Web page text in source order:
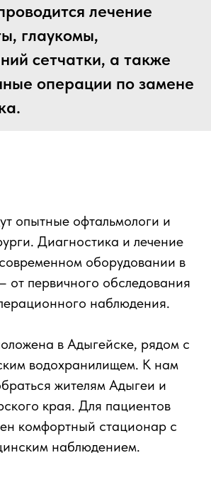
лечение
глаукомы,
сетчатки, а также
операции по замене
опытные офтальмологи и
Диагностика и лечение
оборудовании в
от первичного обследования
наблюдения.
в Адыгейске, рядом с
водохранилищем. К нам
жителям Адыгеи и
края. Для пациентов
комфортный стационар с
наблюдением.